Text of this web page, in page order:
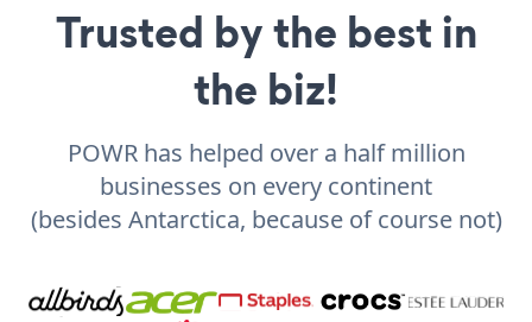
Trusted by the best in
the biz!
POWR has helped over a half million
businesses on every continent
(besides Antarctica, because of course not)